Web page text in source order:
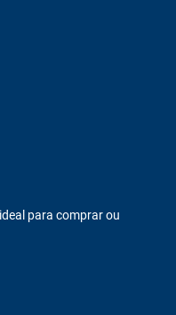
para comprar ou